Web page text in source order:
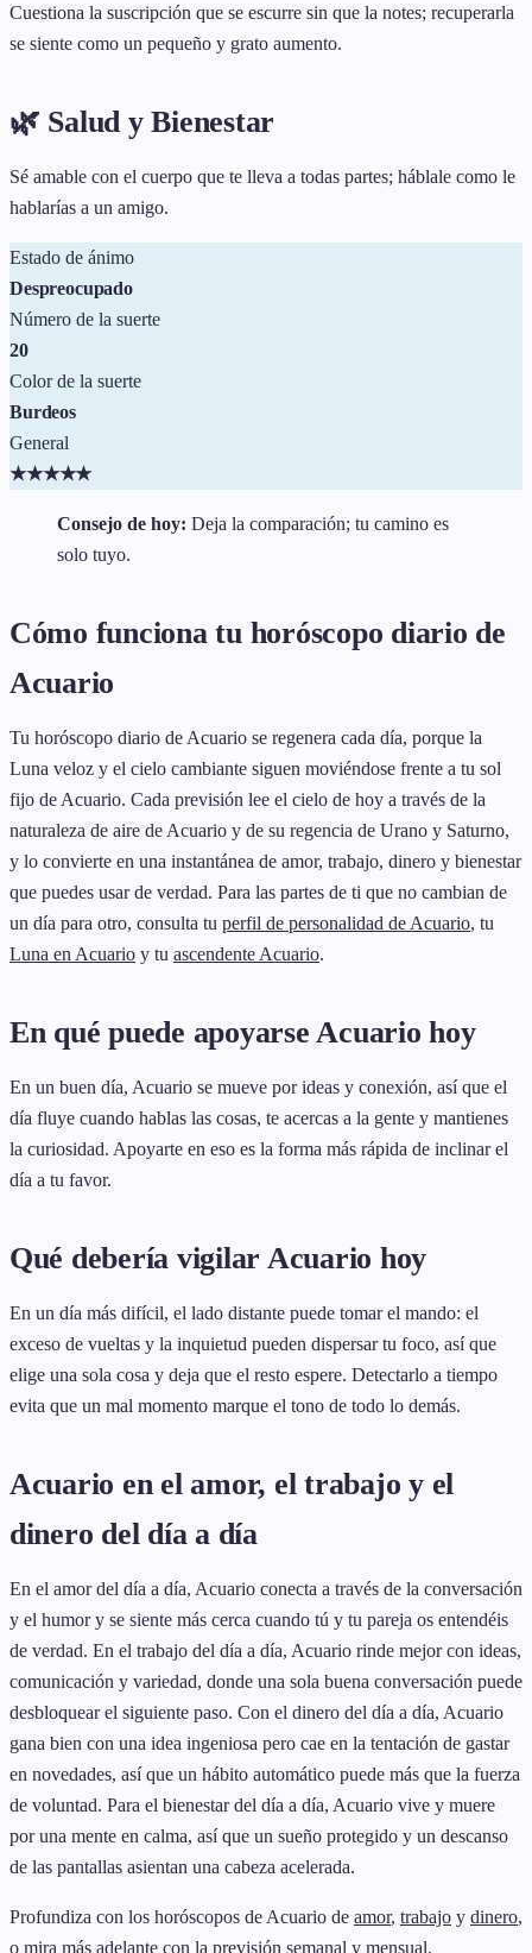
Cuestiona la suscripción que se escurre sin que la notes; recuperarla
se siente como un pequeño y grato aumento.
🌿 Salud y Bienestar
Sé amable con el cuerpo que te lleva a todas partes; háblale como le
hablarías a un amigo.
Estado de ánimo
Despreocupado
Número de la suerte
20
Color de la suerte
Burdeos
General
★★★★★
Consejo de hoy: Deja la comparación; tu camino es
solo tuyo.
Cómo funciona tu horóscopo diario de
Acuario
Tu horóscopo diario de Acuario se regenera cada día, porque la
Luna veloz y el cielo cambiante siguen moviéndose frente a tu sol
fijo de Acuario. Cada previsión lee el cielo de hoy a través de la
naturaleza de aire de Acuario y de su regencia de Urano y Saturno,
y lo convierte en una instantánea de amor, trabajo, dinero y bienestar
que puedes usar de verdad. Para las partes de ti que no cambian de
un día para otro, consulta tu perfil de personalidad de Acuario, tu
Luna en Acuario y tu ascendente Acuario.
En qué puede apoyarse Acuario hoy
En un buen día, Acuario se mueve por ideas y conexión, así que el
día fluye cuando hablas las cosas, te acercas a la gente y mantienes
la curiosidad. Apoyarte en eso es la forma más rápida de inclinar el
día a tu favor.
Qué debería vigilar Acuario hoy
En un día más difícil, el lado distante puede tomar el mando: el
exceso de vueltas y la inquietud pueden dispersar tu foco, así que
elige una sola cosa y deja que el resto espere. Detectarlo a tiempo
evita que un mal momento marque el tono de todo lo demás.
Acuario en el amor, el trabajo y el
dinero del día a día
En el amor del día a día, Acuario conecta a través de la conversación
y el humor y se siente más cerca cuando tú y tu pareja os entendéis
de verdad. En el trabajo del día a día, Acuario rinde mejor con ideas,
comunicación y variedad, donde una sola buena conversación puede
desbloquear el siguiente paso. Con el dinero del día a día, Acuario
gana bien con una idea ingeniosa pero cae en la tentación de gastar
en novedades, así que un hábito automático puede más que la fuerza
de voluntad. Para el bienestar del día a día, Acuario vive y muere
por una mente en calma, así que un sueño protegido y un descanso
de las pantallas asientan una cabeza acelerada.
Profundiza con los horóscopos de Acuario de amor, trabajo y dinero,
o mira más adelante con la previsión semanal y mensual.